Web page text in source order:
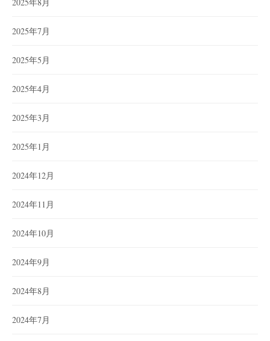
2025年7月
2025年5月
2025年4月
2025年3月
2025年1月
2024年12月
2024年11月
2024年10月
2024年9月
2024年8月
2024年7月